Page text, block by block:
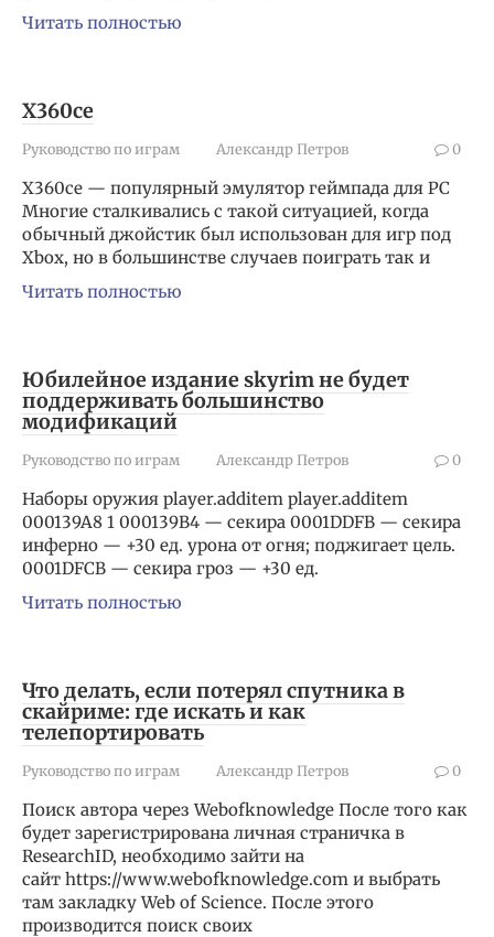
Читать полностью
X360ce
Руководство по играм Александр Петров 0
X360ce — популярный эмулятор геймпада для PC
Многие сталкивались с такой ситуацией, когда
обычный джойстик был использован для игр под
Xbox, но в большинстве случаев поиграть так и
Читать полностью
Юбилейное издание skyrim не будет
поддерживать большинство
модификаций
Руководство по играм Александр Петров 0
Наборы оружия player.additem player.additem
000139A8 1 000139B4 — секира 0001DDFB — секира
инферно — +30 ед. урона от огня; поджигает цель.
0001DFCB — секира гроз — +30 ед.
Читать полностью
Что делать, если потерял спутника в
скайриме: где искать и как
телепортировать
Руководство по играм Александр Петров 0
Поиск автора через Webofknowledge После того как
будет зарегистрирована личная страничка в
ResearchID, необходимо зайти на
сайт https://www.webofknowledge.com и выбрать
там закладку Web of Science. После этого
производится поиск своих